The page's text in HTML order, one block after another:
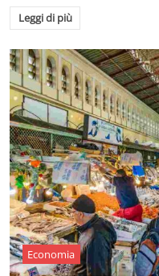
Leggi di più
Economia